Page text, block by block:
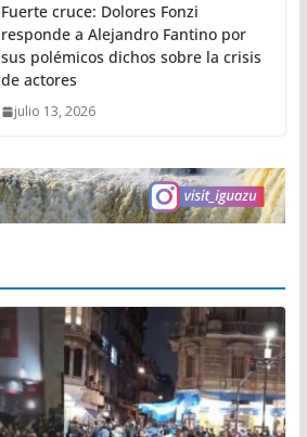
Fuerte cruce: Dolores Fonzi
responde a Alejandro Fantino por
sus polémicos dichos sobre la crisis
de actores
julio 13, 2026